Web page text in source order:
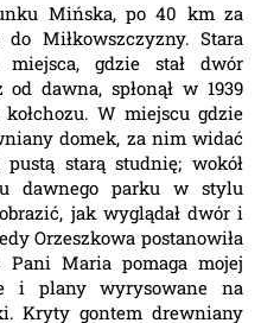
Mińska, po 40 km za
Miłkowszczyzny. Stara
gdzie stał dwór
dawna, spłonął w 1939
W miejscu gdzie
domek, za nim widać
starą studnię; wokół
dawnego parku w stylu
jak wyglądał dwór i
Orzeszkowa postanowiła
Pani Maria pomaga mojej
i plany wyrysowane na
Kryty gontem drewniany